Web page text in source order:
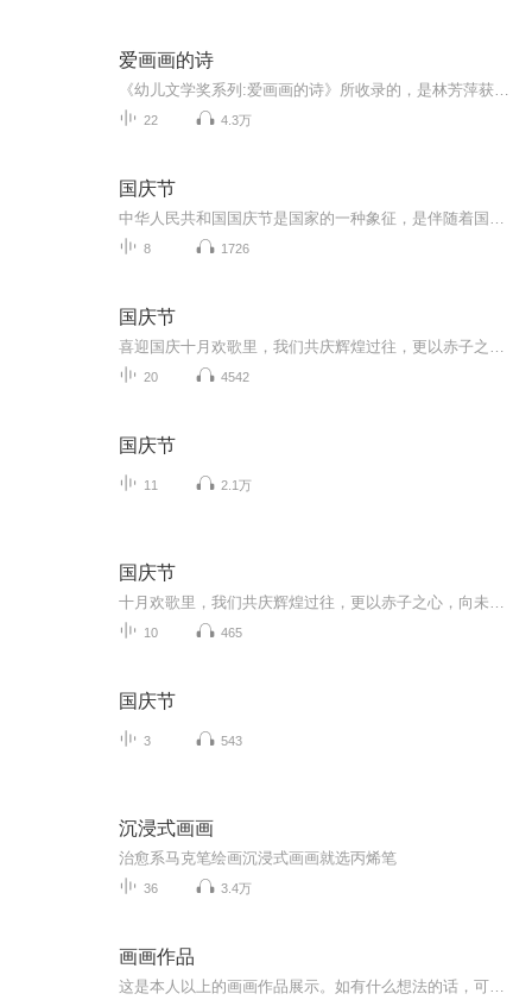
爱画画的诗
22 4.3万
国庆节
8 1726
国庆节
20 4542
国庆节
11 2.1万
国庆节
10 465
国庆节
3 543
沉浸式画画
治愈系马克笔绘画沉浸式画画就选丙烯笔
36 3.4万
画画作品